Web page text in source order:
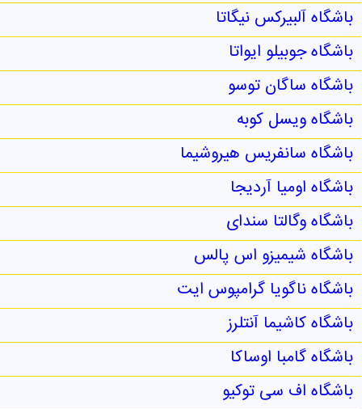
باشگاه آلبیرکس نیگاتا
باشگاه جوبیلو ایواتا
باشگاه ساگان توسو
باشگاه ویسل کوبه
باشگاه سانفریس هیروشیما
باشگاه اومیا آردیجا
باشگاه وگالتا سندای
باشگاه شیمیزو اس پالس
باشگاه ناگویا گرامپوس ایت
باشگاه کاشیما آنتلرز
باشگاه گامبا اوساکا
باشگاه اف‌ سی توکیو